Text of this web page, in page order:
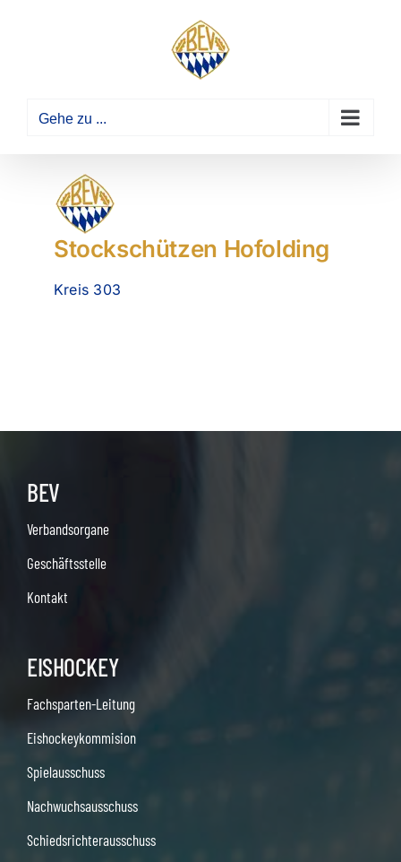
Gehe zu ...
Stockschützen Hofolding
Kreis 303
BEV
Verbandsorgane
Geschäftsstelle
Kontakt
EISHOCKEY
Fachsparten-Leitung
Eishockeykommision
Spielausschuss
Nachwuchsausschuss
Schiedsrichterausschuss